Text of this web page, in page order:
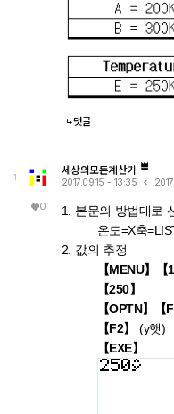
댓글
1
0
세상의모든계산기
2017.09.15 - 13:35
1. 본문의 방법대로
온도=X축
2. 값의 추정
【MENU】【1
【250】
【OPTN】【
【F2】
(y햇)
【EXE】